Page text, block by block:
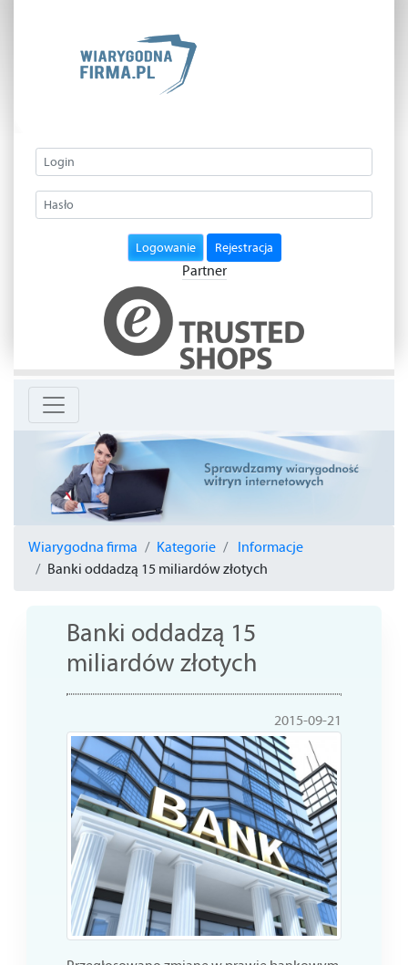
Logowanie Rejestracja
Partner
Wiarygodna firma Kategorie
Informacje
Banki oddadzą 15 miliardów złotych
Banki oddadzą 15
miliardów złotych
2015-09-21